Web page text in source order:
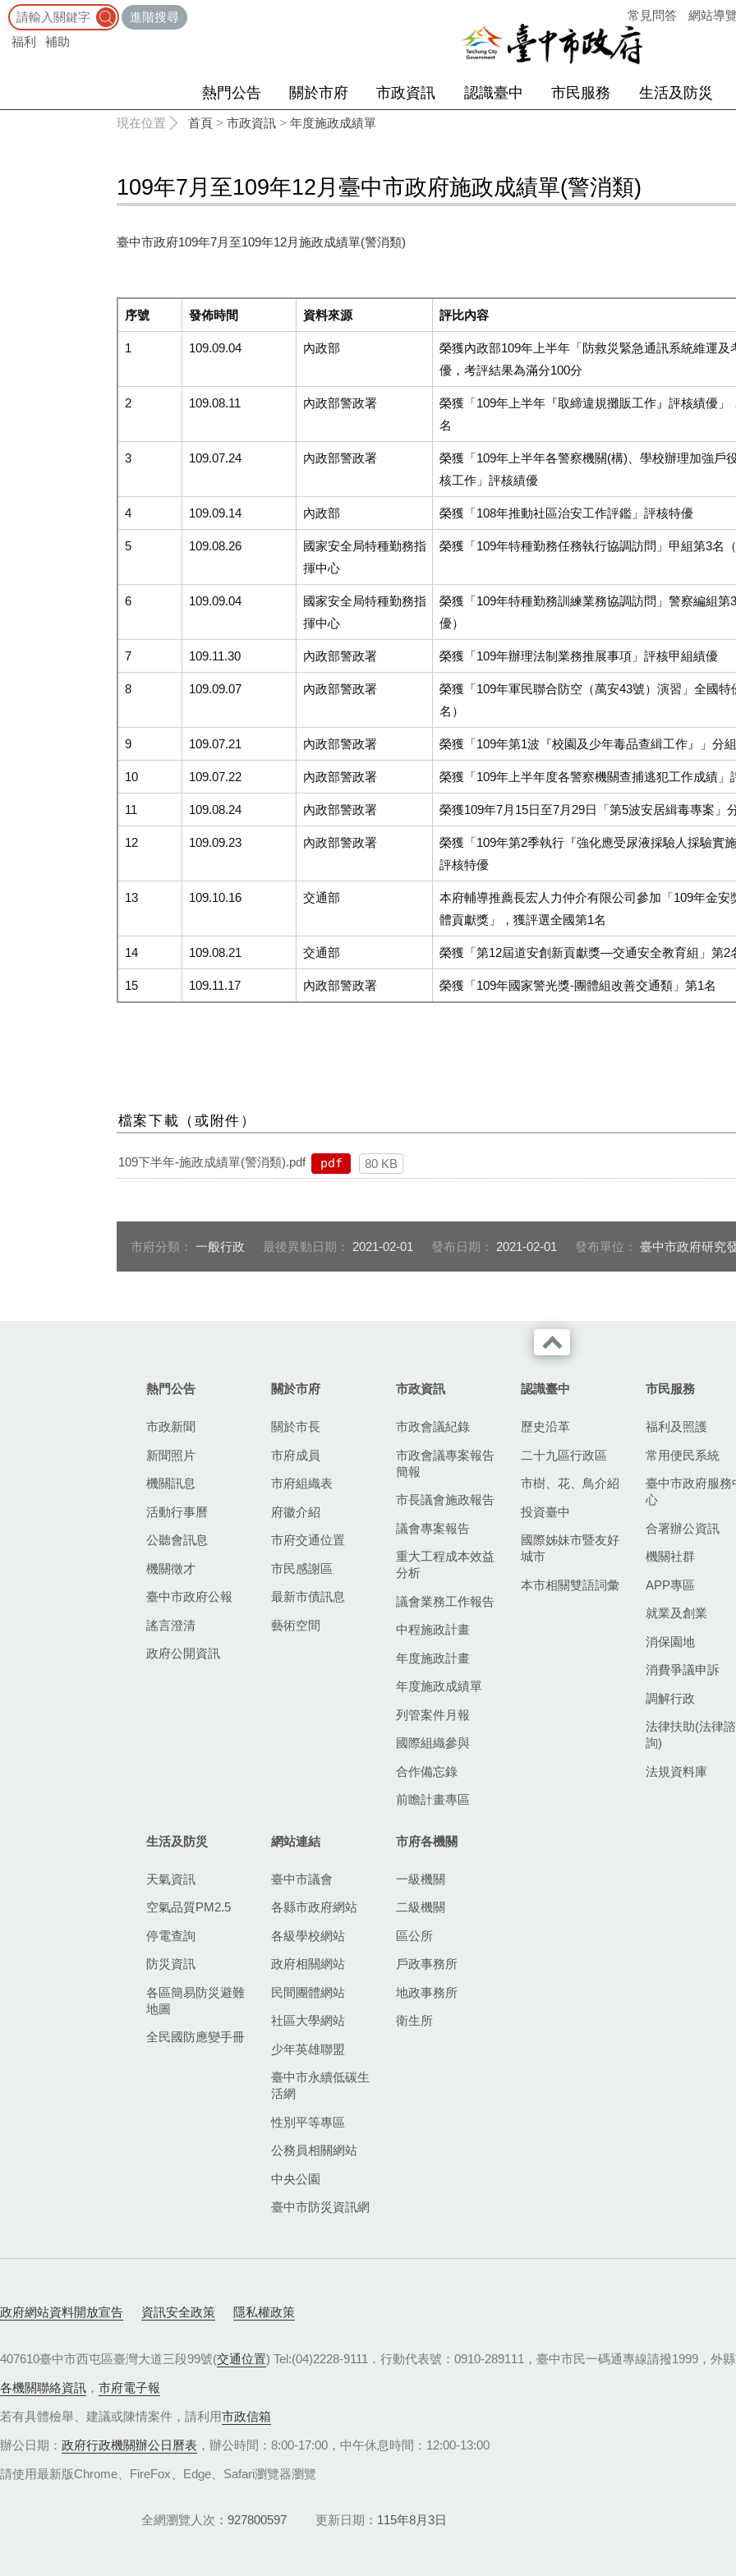
進階搜尋
福利
補助
常見問答 網站導
熱門公告 關於市府 市政資訊 認識臺中 市民服務 生活及防災
現在位置 首頁 > 市政資訊 > 年度施政成績單
109年7月至109年12月臺中市政府施政成績單(警消類)
臺中市政府109年7月至109年12月施政成績單(警消類)
序號 發佈時間 資料來源 評比內容
1 109.09.04 內政部
榮獲內政部109年上半年「防救災緊急通訊系統維運及
優，考評結果為滿分100分
2 109.08.11 內政部警政署
榮獲「109年上半年『取締違規攤販工作』評核績優」
名
3 109.07.24 內政部警政署
榮獲「109年上半年各警察機關(構)、學校辦理加強戶
核工作」評核績優
4 109.09.14 內政部 榮獲「108年推動社區治安工作評鑑」評核特優
5 109.08.26
國家安全局特種勤務指
揮中心
榮獲「109年特種勤務任務執行協調訪問」甲組第3名
6 109.09.04
國家安全局特種勤務指
揮中心
榮獲「109年特種勤務訓練業務協調訪問」警察編組第
優）
7 109.11.30 內政部警政署 榮獲「109年辦理法制業務推展事項」評核甲組績優
8 109.09.07 內政部警政署
榮獲「109年軍民聯合防空（萬安43號）演習」全國特
名）
9 109.07.21 內政部警政署 榮獲「109年第1波『校園及少年毒品查緝工作』」分
10 109.07.22 內政部警政署 榮獲「109年上半年度各警察機關查捕逃犯工作成績」
11 109.08.24 內政部警政署 榮獲109年7月15日至7月29日「第5波安居緝毒專案」
12 109.09.23 內政部警政署
榮獲「109年第2季執行『強化應受尿液採驗人採驗實
評核特優
13 109.10.16 交通部
本府輔導推薦長宏人力仲介有限公司參加「109年金安
體貢獻獎」，獲評選全國第1名
14 109.08.21 交通部 榮獲「第12屆道安創新貢獻獎—交通安全教育組」第2
15 109.11.17 內政部警政署 榮獲「109年國家警光獎-團體組改善交通類」第1名
檔案下載（或附件）
109下半年-施政成績單(警消類).pdf pdf 80 KB
市府分類： 一般行政 最後異動日期： 2021-02-01 發布日期： 2021-02-01 發布單位： 臺中市政府研究
熱門公告
市政新聞
新聞照片
機關訊息
活動行事曆
公聽會訊息
機關徵才
臺中市政府公報
謠言澄清
政府公開資訊
關於市府
關於市長
市府成員
市府組織表
府徽介紹
市府交通位置
市民感謝區
最新市債訊息
藝術空間
市政資訊
市政會議紀錄
市政會議專案報告
簡報
市長議會施政報告
議會專案報告
重大工程成本效益
分析
議會業務工作報告
中程施政計畫
年度施政計畫
年度施政成績單
列管案件月報
國際組織參與
合作備忘錄
前瞻計畫專區
認識臺中
歷史沿革
二十九區行政區
市樹、花、鳥介紹
投資臺中
國際姊妹市暨友好
城市
本市相關雙語詞彙
市民服務
福利及照護
常用便民系統
臺中市政府服務
心
合署辦公資訊
機關社群
APP專區
就業及創業
消保園地
消費爭議申訴
調解行政
法律扶助(法律諮
詢)
法規資料庫
生活及防災
天氣資訊
空氣品質PM2.5
停電查詢
防災資訊
各區簡易防災避難
地圖
全民國防應變手冊
網站連結
臺中市議會
各縣市政府網站
各級學校網站
政府相關網站
民間團體網站
社區大學網站
少年英雄聯盟
臺中市永續低碳生
活網
性別平等專區
公務員相關網站
中央公園
臺中市防災資訊網
市府各機關
一級機關
二級機關
區公所
戶政事務所
地政事務所
衛生所
政府網站資料開放宣告 資訊安全政策 隱私權政策
407610臺中市西屯區臺灣大道三段99號(交通位置) Tel:(04)2228-9111．行動代表號：0910-289111，臺中市民一碼通專線請撥1999，外
各機關聯絡資訊 ， 市府電子報
若有具體檢舉、建議或陳情案件，請利用市政信箱
辦公日期： 政府行政機關辦公日曆表 ，辦公時間：8:00-17:00，中午休息時間：12:00-13:00
請使用最新版Chrome、FireFox、Edge、Safari瀏覽器瀏覽
全網瀏覽人次 927800597 更新日期 115年8月3日